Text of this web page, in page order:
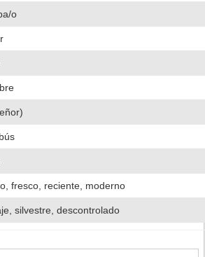
o
fresco, reciente, moderno
silvestre, descontrolado